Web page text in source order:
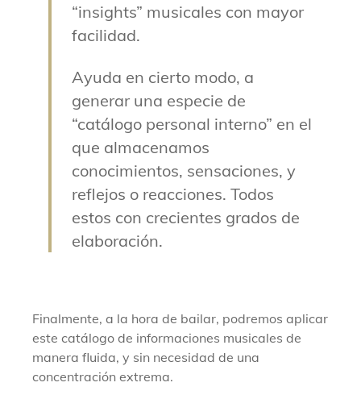
“insights” musicales con mayor
facilidad.
Ayuda en cierto modo, a
generar una especie de
“catálogo personal interno” en el
que almacenamos
conocimientos, sensaciones, y
reflejos o reacciones. Todos
estos con crecientes grados de
elaboración.
Finalmente, a la hora de bailar, podremos aplicar
este catálogo de informaciones musicales de
manera fluida, y sin necesidad de una
concentración extrema.